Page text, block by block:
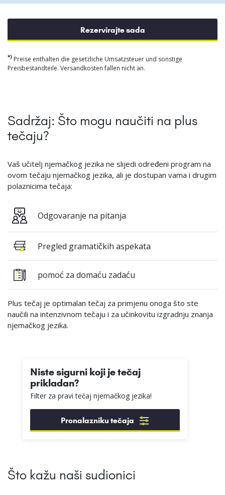
Rezervirajte sada
*) Preise enthalten die gesetzliche Umsatzsteuer und sonstige
Preisbestandteile. Versandkosten fallen nicht an.
Sadržaj: Što mogu naučiti na plus
tečaju?
Vaš učitelj njemačkog jezika ne slijedi određeni program na
ovom tečaju njemačkog jezika, ali je dostupan vama i drugim
polaznicima tečaja:
Odgovaranje na pitanja
Pregled gramatičkih aspekata
pomoć za domaću zadaću
Plus tečaj je optimalan tečaj za primjenu onoga što ste
naučili na intenzivnom tečaju i za učinkovitu izgradnju znanja
njemačkog jezika.
Niste sigurni koji je tečaj
prikladan?
Filter za pravi tečaj njemačkog jezika!
Pronalazniku tečaja
Što kažu naši sudionici